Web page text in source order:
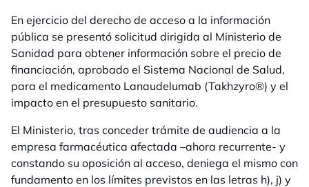
En ejercicio del derecho de acceso a la información
pública se presentó solicitud dirigida al Ministerio de
Sanidad para obtener información sobre el precio de
financiación, aprobado el Sistema Nacional de Salud,
para el medicamento Lanaudelumab (Takhzyro®) y el
impacto en el presupuesto sanitario.
El Ministerio, tras conceder trámite de audiencia a la
empresa farmacéutica afectada –ahora recurrente- y
constando su oposición al acceso, deniega el mismo con
fundamento en los límites previstos en las letras h), j) y